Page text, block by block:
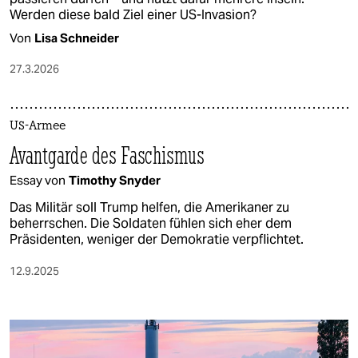
Werden diese bald Ziel einer US-Invasion?
Von Lisa Schneider
27.3.2026
US-Armee
Avantgarde des Faschismus
Essay von Timothy Snyder
Das Militär soll Trump helfen, die Amerikaner zu
beherrschen. Die Soldaten fühlen sich eher dem
Präsidenten, weniger der Demokratie verpflichtet.
12.9.2025